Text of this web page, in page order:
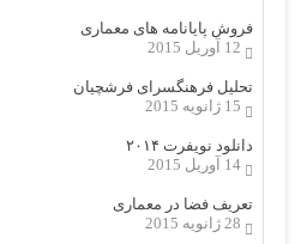
فروش پایانامه های معماری
12 آوریل 2015
تحلیل فرهنگسرای فرشچیان
15 ژانویه 2015
دانلود نویفرت ۲۰۱۴
14 آوریل 2015
تعریف فضا در معماری
28 ژانویه 2015